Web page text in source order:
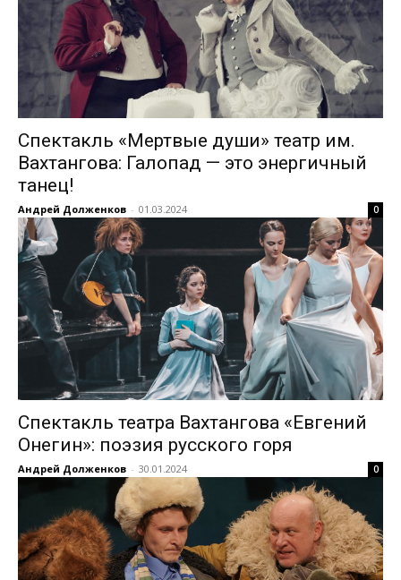
Спектакль «Мертвые души» театр им.
Вахтангова: Галопад — это энергичный
танец!
Андрей Долженков - 01.03.2024 0
Спектакль театра Вахтангова «Евгений
Онегин»: поэзия русского горя
Андрей Долженков - 30.01.2024 0